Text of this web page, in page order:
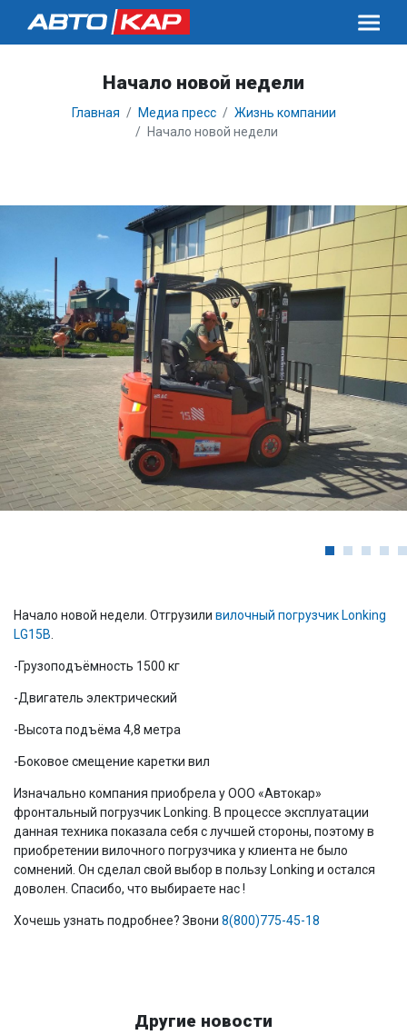
Начало новой недели
Главная Медиа пресс
Жизнь компании
Начало новой недели
Начало новой недели. Отгрузили вилочный погрузчик Lonking
LG15B
-Грузоподъёмность 1500 кг
-Двигатель электрический
-Высота подъёма 4,8 метра
-Боковое смещение каретки вил
Изначально компания приобрела у ООО «Автокар»
фронтальный погрузчик Lonking. В процессе эксплуатации
данная техника показала себя с лучшей стороны, поэтому в
приобретении вилочного погрузчика у клиента не было
сомнений. Он сделал свой выбор в пользу Lonking и остался
доволен. Спасибо, что выбираете нас !
Хочешь узнать подробнее? Звони 8(800)775-45-18
Другие новости